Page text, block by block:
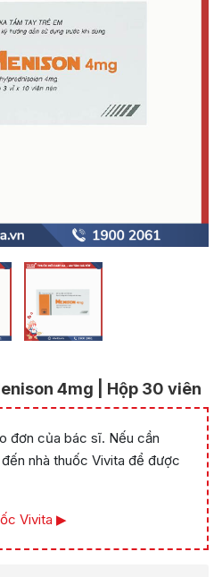
4mg | Hộp 30 viên
đơn của bác sĩ. Nếu cần
nhà thuốc Vivita để được
Vivita ▶